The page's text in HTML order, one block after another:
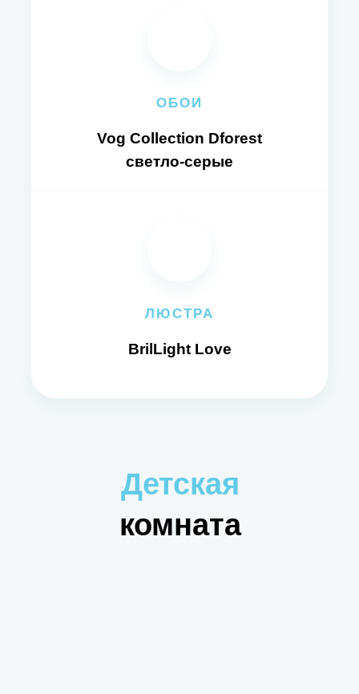
ОБОИ
Vog Collection Dforest
светло-серые
ЛЮСТРА
BrilLight Love
Детская
комната